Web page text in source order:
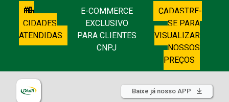
CIDADES
ATENDIDAS
E-COMMERCE
EXCLUSIVO
PARA CLIENTES
CNPJ
CADASTRE-
SE PARA
VISUALIZAR
NOSSOS
PREÇOS
Baixe já nosso APP